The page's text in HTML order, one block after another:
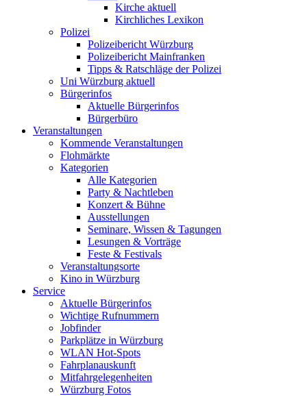
Kirche aktuell
Kirchliches Lexikon
Polizei
Polizeibericht Würzburg
Polizeibericht Mainfranken
Tipps & Ratschläge der Polizei
Uni Würzburg aktuell
Bürgerinfos
Aktuelle Bürgerinfos
Bürgerbüro
Veranstaltungen
Kommende Veranstaltungen
Flohmärkte
Kategorien
Alle Kategorien
Party & Nachtleben
Konzert & Bühne
Ausstellungen
Seminare, Wissen & Tagungen
Lesungen & Vorträge
Feste & Festivals
Veranstaltungsorte
Kino in Würzburg
Service
Aktuelle Bürgerinfos
Wichtige Rufnummern
Jobfinder
Parkplätze in Würzburg
WLAN Hot-Spots
Fahrplanauskunft
Mitfahrgelegenheiten
Würzburg Fotos